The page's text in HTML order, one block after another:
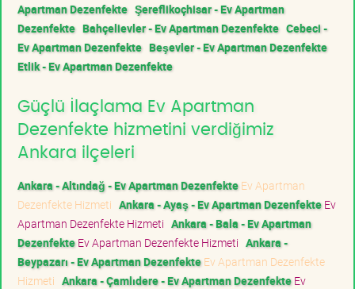
Apartman Dezenfekte Şereflikoçhisar - Ev Apartman
Dezenfekte Bahçelievler - Ev Apartman Dezenfekte Cebeci -
Ev Apartman Dezenfekte Beşevler - Ev Apartman Dezenfekte
Etlik - Ev Apartman Dezenfekte
Güçlü İlaçlama Ev Apartman
Dezenfekte hizmetini verdiğimiz
Ankara ilçeleri
Ankara - Altındağ - Ev Apartman DezenfekteEv Apartman
Dezenfekte Hizmeti Ankara - Ayaş - Ev Apartman DezenfekteEv
Apartman Dezenfekte Hizmeti Ankara - Bala - Ev Apartman
DezenfekteEv Apartman Dezenfekte Hizmeti Ankara -
Beypazarı - Ev Apartman DezenfekteEv Apartman Dezenfekte
Hizmeti Ankara - Çamlıdere - Ev Apartman DezenfekteEv